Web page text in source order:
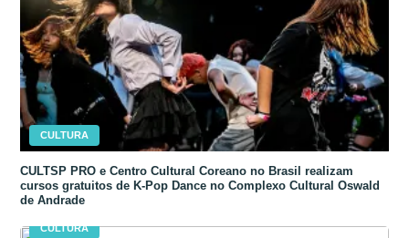
CULTURA
CULTSP PRO e Centro Cultural Coreano no Brasil realizam
cursos gratuitos de K-Pop Dance no Complexo Cultural Oswald
de Andrade
CULTURA